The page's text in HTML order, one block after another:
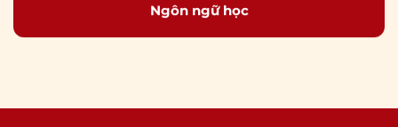
Ngôn ngữ học